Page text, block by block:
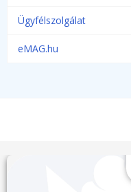
Ügyfélszolgálat
eMAG.hu